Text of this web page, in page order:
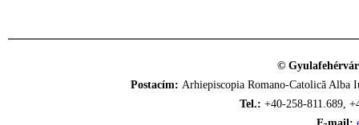
©
Postacím: Arhiepiscopia Romano-Catolică
Tel.: +40-258-811.689,